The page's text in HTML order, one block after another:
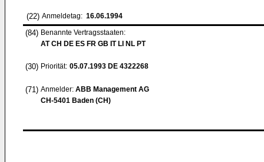
(22) Anmeldetag: 16.06.1994
(84) Benannte Vertragsstaaten:
AT CH DE ES FR GB IT LI NL PT
(30) Priorität: 05.07.1993 DE 4322268
(71) Anmelder: ABB Management AG
CH-5401 Baden (CH)